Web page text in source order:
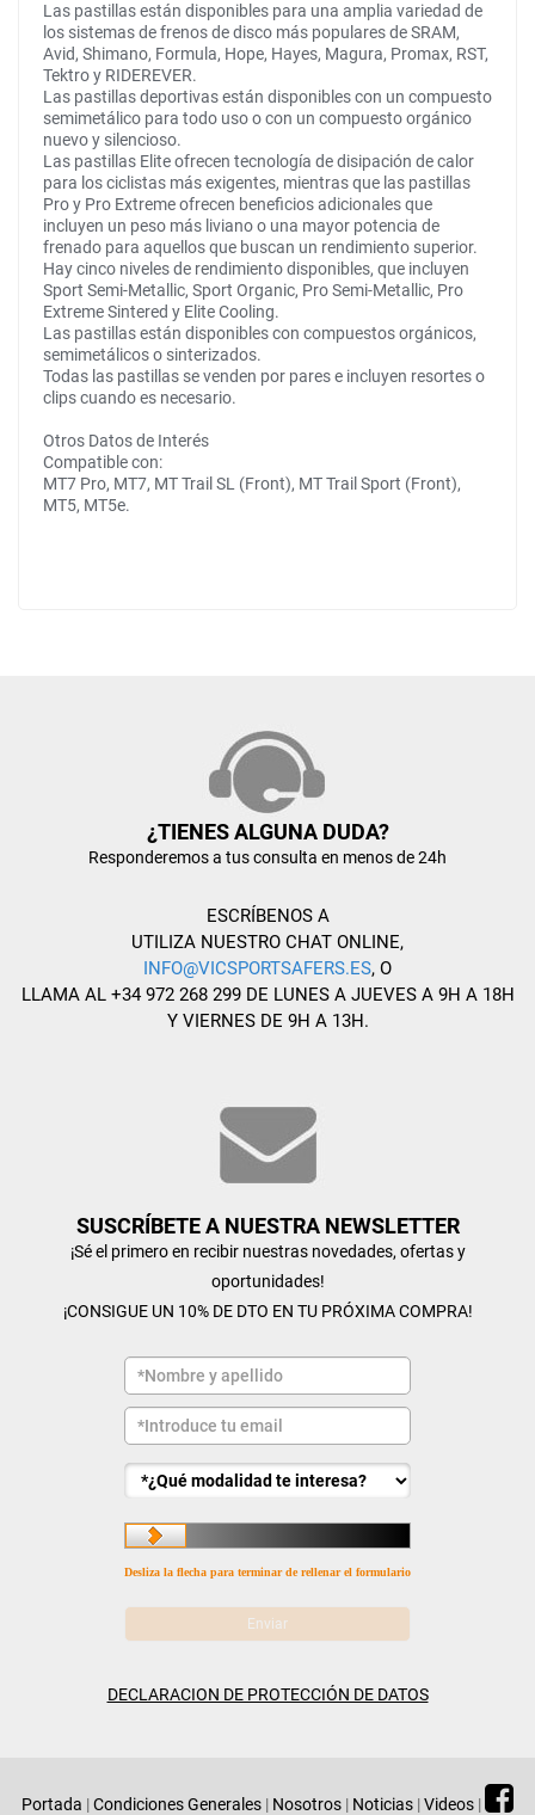
Las pastillas están disponibles para una amplia variedad de
los sistemas de frenos de disco más populares de SRAM,
Avid, Shimano, Formula, Hope, Hayes, Magura, Promax, RST,
Tektro y RIDEREVER.
Las pastillas deportivas están disponibles con un compuesto
semimetálico para todo uso o con un compuesto orgánico
nuevo y silencioso.
Las pastillas Elite ofrecen tecnología de disipación de calor
para los ciclistas más exigentes, mientras que las pastillas
Pro y Pro Extreme ofrecen beneficios adicionales que
incluyen un peso más liviano o una mayor potencia de
frenado para aquellos que buscan un rendimiento superior.
Hay cinco niveles de rendimiento disponibles, que incluyen
Sport Semi-Metallic, Sport Organic, Pro Semi-Metallic, Pro
Extreme Sintered y Elite Cooling.
Las pastillas están disponibles con compuestos orgánicos,
semimetálicos o sinterizados.
Todas las pastillas se venden por pares e incluyen resortes o
clips cuando es necesario.
Otros Datos de Interés
Compatible con:
MT7 Pro, MT7, MT Trail SL (Front), MT Trail Sport (Front),
MT5, MT5e.
¿TIENES ALGUNA DUDA?
Responderemos a tus consulta en menos de 24h
ESCRÍBENOS A
UTILIZA NUESTRO CHAT ONLINE,
INFO@VICSPORTSAFERS.ES, O
LLAMA AL +34 972 268 299 DE LUNES A JUEVES A 9H A 18H
Y VIERNES DE 9H A 13H.
SUSCRÍBETE A NUESTRA NEWSLETTER
¡Sé el primero en recibir nuestras novedades, ofertas y
oportunidades!
¡CONSIGUE UN 10% DE DTO EN TU PRÓXIMA COMPRA!
Desliza la flecha para terminar de rellenar el formulario
DECLARACION DE PROTECCIÓN DE DATOS
Portada |Condiciones Generales | Nosotros | Noticias |Videos |